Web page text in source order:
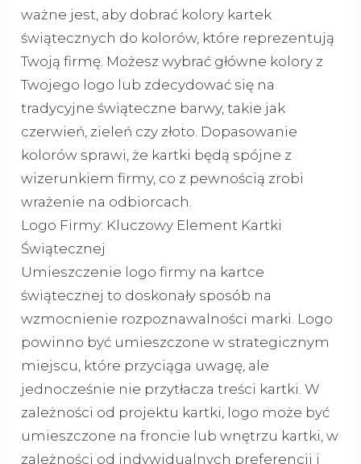
ważne jest, aby dobrać kolory kartek
świątecznych do kolorów, które reprezentują
Twoją firmę. Możesz wybrać główne kolory z
Twojego logo lub zdecydować się na
tradycyjne świąteczne barwy, takie jak
czerwień, zieleń czy złoto. Dopasowanie
kolorów sprawi, że kartki będą spójne z
wizerunkiem firmy, co z pewnością zrobi
wrażenie na odbiorcach.
Logo Firmy: Kluczowy Element Kartki
Świątecznej
Umieszczenie logo firmy na kartce
świątecznej to doskonały sposób na
wzmocnienie rozpoznawalności marki. Logo
powinno być umieszczone w strategicznym
miejscu, które przyciąga uwagę, ale
jednocześnie nie przytłacza treści kartki. W
zależności od projektu kartki, logo może być
umieszczone na froncie lub wnętrzu kartki, w
zależności od indywidualnych preferencji i